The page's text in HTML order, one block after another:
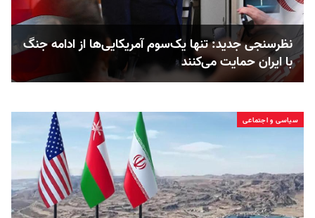
نظرسنجی جدید: تنها یک‌سوم آمریکایی‌ها از ادامه جنگ
با ایران حمایت می‌کنند
سیاسی و اجتماعی